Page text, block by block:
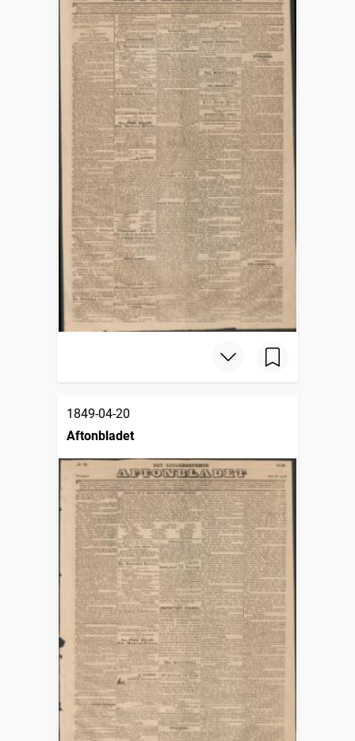
1849-04-20
Aftonbladet